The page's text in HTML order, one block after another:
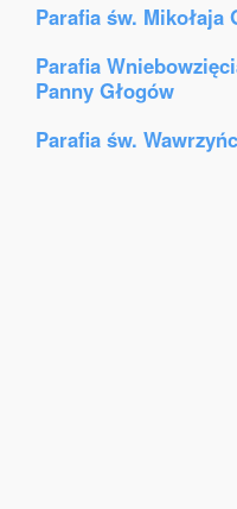
Parafia św. Mikołaja
Parafia
Panny Głogów
Parafia św.